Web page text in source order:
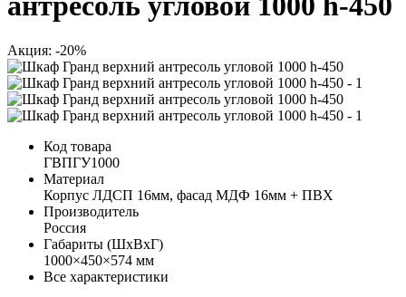
Акция: -20%
Код товара
ГВПГУ1000
Материал
Корпус ЛДСП 16мм, фасад МДФ 16мм + ПВХ
Производитель
Россия
Габариты (ШхВхГ)
1000×450×574 мм
Все характеристики